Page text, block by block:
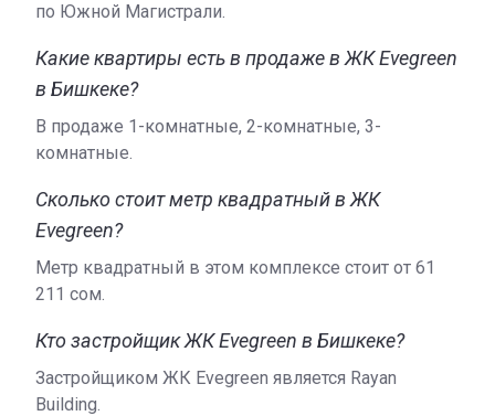
по Южной Магистрали.
Какие квартиры есть в продаже в ЖК Evegreen
в Бишкеке?
В продаже 1-комнатные, 2-комнатные, 3-
комнатные.
Сколько стоит метр квадратный в ЖК
Evegreen?
Метр квадратный в этом комплексе стоит от ‍61
211 сом.
Кто застройщик ЖК Evegreen в Бишкеке?
Застройщиком ЖК Evegreen является Rayan
Building.